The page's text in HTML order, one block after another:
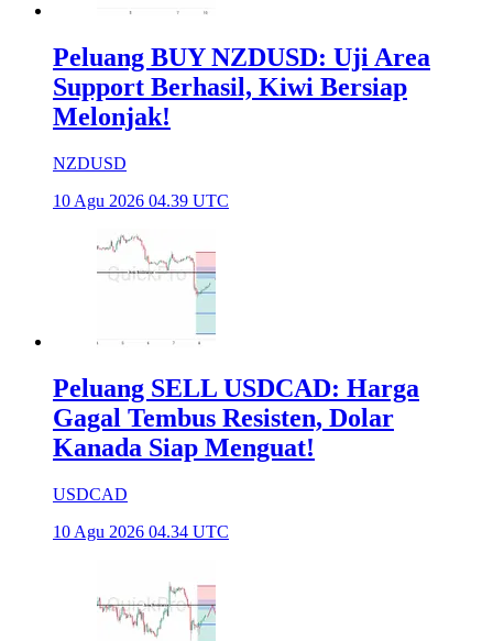
Peluang BUY NZDUSD: Uji Area
Support Berhasil, Kiwi Bersiap
Melonjak!
NZDUSD
10 Agu 2026 04.39 UTC
Peluang SELL USDCAD: Harga
Gagal Tembus Resisten, Dolar
Kanada Siap Menguat!
USDCAD
10 Agu 2026 04.34 UTC